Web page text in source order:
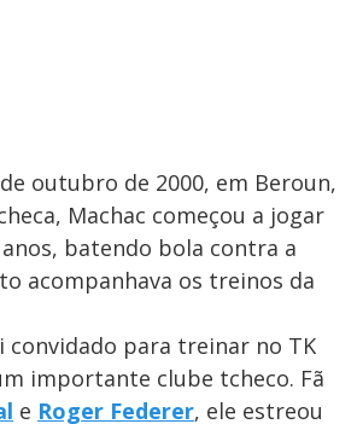
outubro de 2000, em Beroun,
Machac começou a jogar
batendo bola contra a
acompanhava os treinos da
convidado para treinar no TK
importante clube tcheco. Fã
e Roger Federer, ele estreou